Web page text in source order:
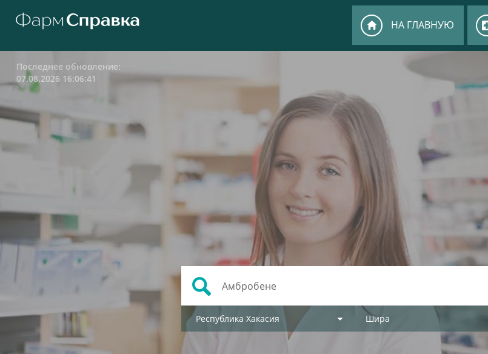
НА ГЛАВНУЮ
Последнее обновление:
07.08.2026 16:06:41
Республика Хакасия Шира